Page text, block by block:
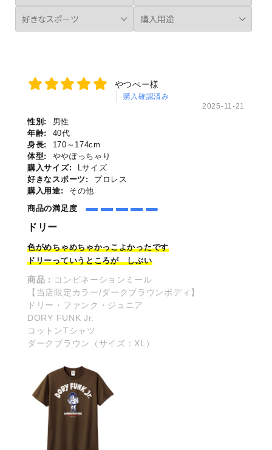
やつぺー様
購入確認済み
2025-11-21
性別:
男性
年齢:
40代
身長:
170～174cm
体型:
ややぽっちゃり
購入サイズ:
Lサイズ
好きなスポーツ:
プロレス
購入用途:
その他
商品の満足度
ドリー
色がめちゃめちゃかっこよかったです
ドリーっていうところが しぶい
商品： コンビネーションミール
【当店限定カラー/ダークブラウンボディ】
ドリー・ファンク・ジュニア
DORY FUNK Jr.
コットンTシャツ
ダークブラウン（サイズ：XL）